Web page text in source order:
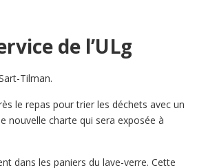
de l’ULg
Tilman.
le repas pour trier les déchets avec un
nouvelle charte qui sera exposée à
dans les paniers du lave-verre. Cette